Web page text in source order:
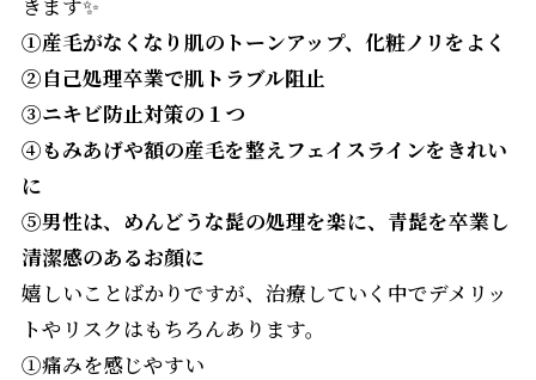
きます✨
①産毛がなくなり肌のトーンアップ、化粧ノリをよく
②自己処理卒業で肌トラブル阻止
③ニキビ防止対策の１つ
④もみあげや額の産毛を整えフェイスラインをきれい
に
⑤男性は、めんどうな髭の処理を楽に、 青髭を卒業し
清潔感のあるお顔に
嬉しいことばかりですが、治療していく中でデメリッ
トやリスクはもちろんあります。
①痛みを感じやすい